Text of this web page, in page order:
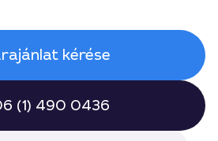
kérése
(1) 490 0436